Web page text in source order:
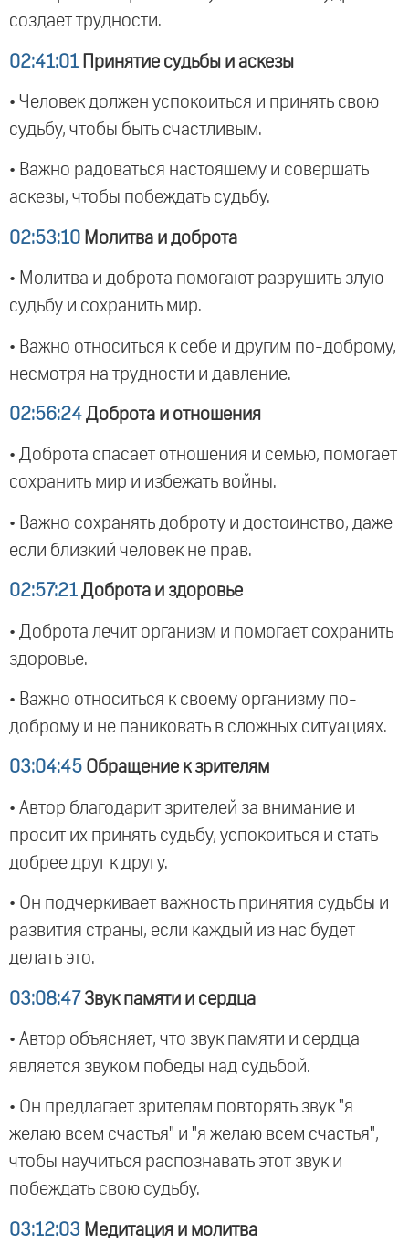
создает трудности.
02:41:01 Принятие судьбы и аскезы
• Человек должен успокоиться и принять свою
судьбу, чтобы быть счастливым.
• Важно радоваться настоящему и совершать
аскезы, чтобы побеждать судьбу.
02:53:10 Молитва и доброта
• Молитва и доброта помогают разрушить злую
судьбу и сохранить мир.
• Важно относиться к себе и другим по-доброму,
несмотря на трудности и давление.
02:56:24 Доброта и отношения
• Доброта спасает отношения и семью, помогает
сохранить мир и избежать войны.
• Важно сохранять доброту и достоинство, даже
если близкий человек не прав.
02:57:21 Доброта и здоровье
• Доброта лечит организм и помогает сохранить
здоровье.
• Важно относиться к своему организму по-
доброму и не паниковать в сложных ситуациях.
03:04:45 Обращение к зрителям
• Автор благодарит зрителей за внимание и
просит их принять судьбу, успокоиться и стать
добрее друг к другу.
• Он подчеркивает важность принятия судьбы и
развития страны, если каждый из нас будет
делать это.
03:08:47 Звук памяти и сердца
• Автор объясняет, что звук памяти и сердца
является звуком победы над судьбой.
• Он предлагает зрителям повторять звук "я
желаю всем счастья" и "я желаю всем счастья",
чтобы научиться распознавать этот звук и
побеждать свою судьбу.
03:12:03 Медитация и молитва